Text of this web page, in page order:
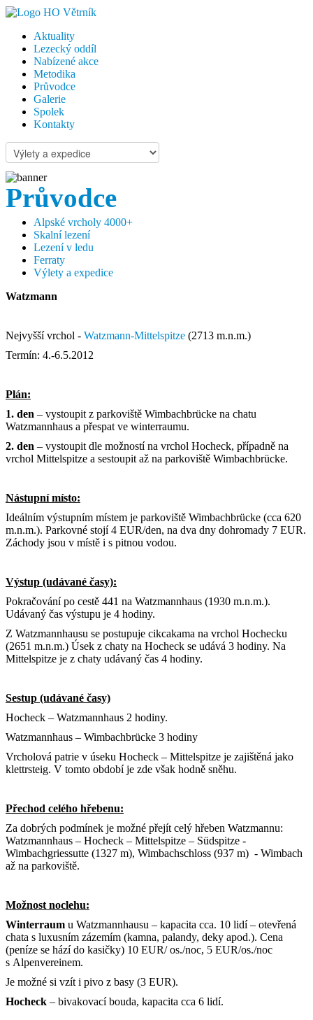
Aktuality
Lezecký oddíl
Nabízené akce
Metodika
Průvodce
Galerie
Spolek
Kontakty
Průvodce
Alpské vrcholy 4000+
Skalní lezení
Lezení v ledu
Ferraty
Výlety a expedice
Watzmann
Nejvyšší vrchol - Watzmann-Mittelspitze (2713 m.n.m.)
Termín: 4.-6.5.2012
Plán:
1. den – vystoupit z parkoviště Wimbachbrücke na chatu
Watzmannhaus a přespat ve winterraumu.
2. den – vystoupit dle možností na vrchol Hocheck, případně na
vrchol Mittelspitze a sestoupit až na parkoviště Wimbachbrücke.
Nástupní místo:
Ideálním výstupním místem je parkoviště Wimbachbrücke (cca 620
m.n.m.). Parkovné stojí 4 EUR/den, na dva dny dohromady 7 EUR.
Záchody jsou v místě i s pitnou vodou.
Výstup (udávané časy):
Pokračování po cestě 441 na Watzmannhaus (1930 m.n.m.).
Udávaný čas výstupu je 4 hodiny.
Z Watzmannhausu se postupuje cikcakama na vrchol Hochecku
(2651 m.n.m.) Úsek z chaty na Hocheck se udává 3 hodiny. Na
Mittelspitze je z chaty udávaný čas 4 hodiny.
Sestup (udávané časy)
Hocheck – Watzmannhaus 2 hodiny.
Watzmannhaus – Wimbachbrücke 3 hodiny
Vrcholová patrie v úseku Hocheck – Mittelspitze je zajištěná jako
klettrsteig. V tomto období je zde však hodně sněhu.
Přechod celého hřebenu:
Za dobrých podmínek je možné přejít celý hřeben Watzmannu:
Watzmannhaus – Hocheck – Mittelspitze – Südspitze -
Wimbachgriessutte (1327 m), Wimbachschloss (937 m) - Wimbach
až na parkoviště.
Možnost noclehu:
Winterraum u Watzmannhausu – kapacita cca. 10 lidí – otevřená
chata s luxusním zázemím (kamna, palandy, deky apod.). Cena
(peníze se hází do kasičky) 10 EUR/ os./noc, 5 EUR/os./noc
s Alpenvereinem.
Je možné si vzít i pivo z basy (3 EUR).
Hocheck – bivakovací bouda, kapacita cca 6 lidí.